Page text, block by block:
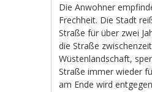
Die Anwohner
Frechheit. Die Stadt
Straße für über zwei
die Straße
Wüstenlandschaft,
Straße immer wieder
am Ende wird